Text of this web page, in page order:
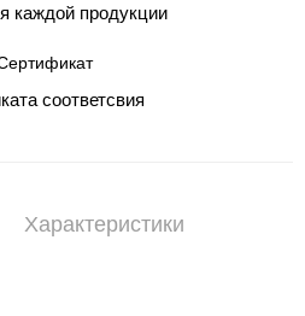
каждой продукции
соответсвия
Характеристики